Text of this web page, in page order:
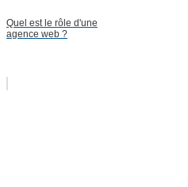
Quel est le rôle d'une
agence web ?